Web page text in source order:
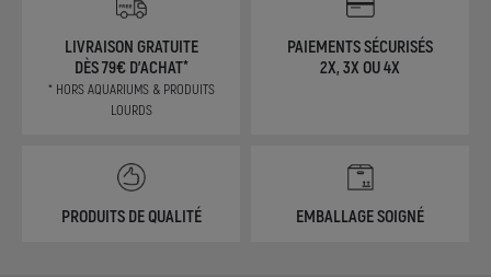
LIVRAISON GRATUITE
DÈS 79€ D'ACHAT*
* HORS AQUARIUMS & PRODUITS
LOURDS
PAIEMENTS SÉCURISÉS
2X, 3X OU 4X
PRODUITS DE QUALITÉ EMBALLAGE SOIGNÉ